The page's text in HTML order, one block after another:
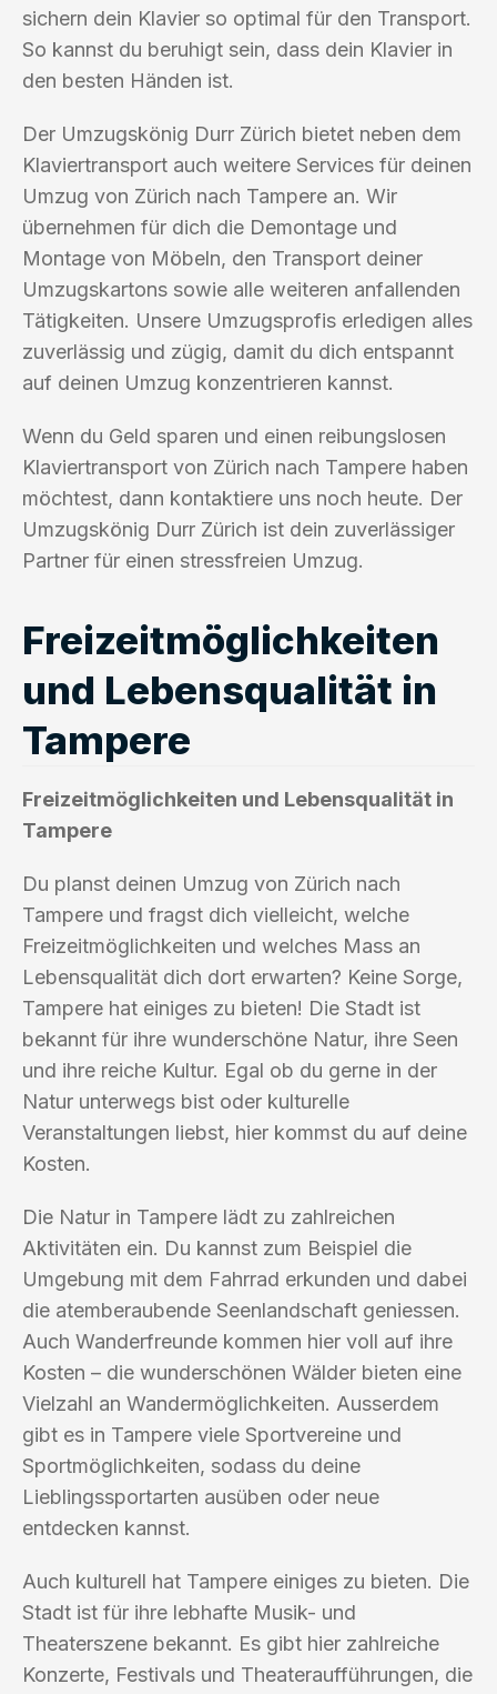
sichern dein Klavier so optimal für den Transport.
So kannst du beruhigt sein, dass dein Klavier in
den besten Händen ist.
Der Umzugskönig Durr Zürich bietet neben dem
Klaviertransport auch weitere Services für deinen
Umzug von Zürich nach Tampere an. Wir
übernehmen für dich die Demontage und
Montage von Möbeln, den Transport deiner
Umzugskartons sowie alle weiteren anfallenden
Tätigkeiten. Unsere Umzugsprofis erledigen alles
zuverlässig und zügig, damit du dich entspannt
auf deinen Umzug konzentrieren kannst.
Wenn du Geld sparen und einen reibungslosen
Klaviertransport von Zürich nach Tampere haben
möchtest, dann kontaktiere uns noch heute. Der
Umzugskönig Durr Zürich ist dein zuverlässiger
Partner für einen stressfreien Umzug.
Freizeitmöglichkeiten
und Lebensqualität in
Tampere
Freizeitmöglichkeiten und Lebensqualität in
Tampere
Du planst deinen Umzug von Zürich nach
Tampere und fragst dich vielleicht, welche
Freizeitmöglichkeiten und welches Mass an
Lebensqualität dich dort erwarten? Keine Sorge,
Tampere hat einiges zu bieten! Die Stadt ist
bekannt für ihre wunderschöne Natur, ihre Seen
und ihre reiche Kultur. Egal ob du gerne in der
Natur unterwegs bist oder kulturelle
Veranstaltungen liebst, hier kommst du auf deine
Kosten.
Die Natur in Tampere lädt zu zahlreichen
Aktivitäten ein. Du kannst zum Beispiel die
Umgebung mit dem Fahrrad erkunden und dabei
die atemberaubende Seenlandschaft geniessen.
Auch Wanderfreunde kommen hier voll auf ihre
Kosten – die wunderschönen Wälder bieten eine
Vielzahl an Wandermöglichkeiten. Ausserdem
gibt es in Tampere viele Sportvereine und
Sportmöglichkeiten, sodass du deine
Lieblingssportarten ausüben oder neue
entdecken kannst.
Auch kulturell hat Tampere einiges zu bieten. Die
Stadt ist für ihre lebhafte Musik- und
Theaterszene bekannt. Es gibt hier zahlreiche
Konzerte, Festivals und Theateraufführungen, die